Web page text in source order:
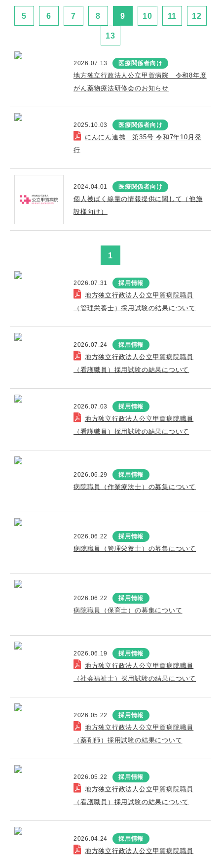
5 6 7 8 9 10 11 12
13
2026.07.13 医療関係者向け
地方独立行政法人公立甲賀病院 令和8年度
がん薬物療法研修会のお知らせ
2025.10.03 医療関係者向け
にんにん連携 第35号 令和7年10月発
行
2024.04.01 医療関係者向け
個人被ばく線量の情報提供に関して（他施
設様向け）
1
2026.07.31 採用情報
地方独立行政法人公立甲賀病院職員
（管理栄養士）採用試験の結果について
2026.07.24 採用情報
地方独立行政法人公立甲賀病院職員
（看護職員）採用試験の結果について
2026.07.03 採用情報
地方独立行政法人公立甲賀病院職員
（看護職員）採用試験の結果について
2026.06.29 採用情報
病院職員（作業療法士）の募集について
2026.06.22 採用情報
病院職員（管理栄養士）の募集について
2026.06.22 採用情報
病院職員（保育士）の募集について
2026.06.19 採用情報
地方独立行政法人公立甲賀病院職員
（社会福祉士）採用試験の結果について
2026.05.22 採用情報
地方独立行政法人公立甲賀病院職員
（薬剤師）採用試験の結果について
2026.05.22 採用情報
地方独立行政法人公立甲賀病院職員
（看護職員）採用試験の結果について
2026.04.24 採用情報
地方独立行政法人公立甲賀病院職員